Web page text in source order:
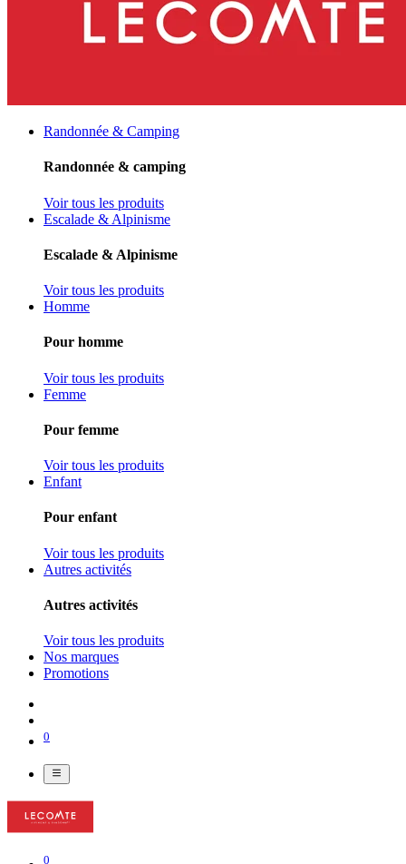
Randonnée & Camping
Randonnée & camping
Voir tous les produits
Escalade & Alpinisme
Escalade & Alpinisme
Voir tous les produits
Homme
Pour homme
Voir tous les produits
Femme
Pour femme
Voir tous les produits
Enfant
Pour enfant
Voir tous les produits
Autres activités
Autres activités
Voir tous les produits
Nos marques
Promotions
0
0